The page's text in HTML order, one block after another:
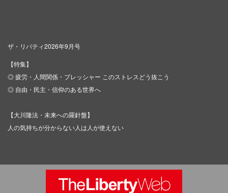
ザ・リバティ2026年9月号
【特集】
◎ 疲労・人間関係・プレッシャー このストレスどう抜こう
◎ 自由・民主・信仰のある世界へ
【大川隆法・未来への羅針盤】
人の気持ちが分からない人は人が使えない